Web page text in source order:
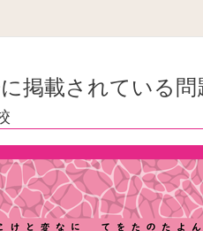
掲載されている問